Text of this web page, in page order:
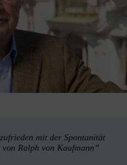
mit der Spontanität
von Ralph von Kaufmann”